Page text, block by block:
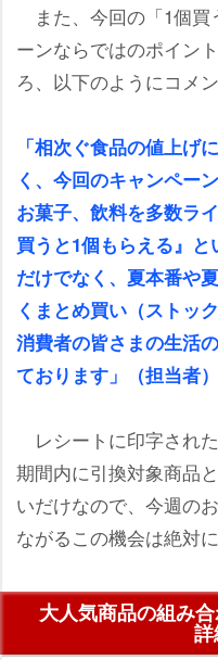
また、今回の「1個買
ーンならではのポイン
ろ、以下のようにコメ
「相次ぐ食品の値上げ
く、今回のキャンペ
お菓子、飲料を多数ラ
買うと1個もらえる』と
だけでなく、夏本番や
くまとめ買い（ストッ
消費者の皆さまの生活
ております」（担当者）
レシートに印字され
期間内に引換対象商品
いだけなので、今週の
ながるこの機会は絶対
大人気商品の組み